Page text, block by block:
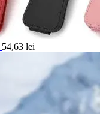
54,63 lei